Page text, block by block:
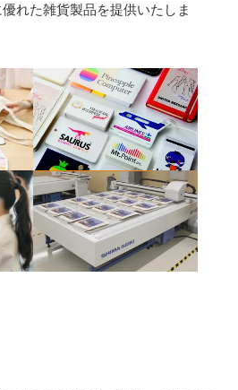
れた雑貨製品を提供いたしま